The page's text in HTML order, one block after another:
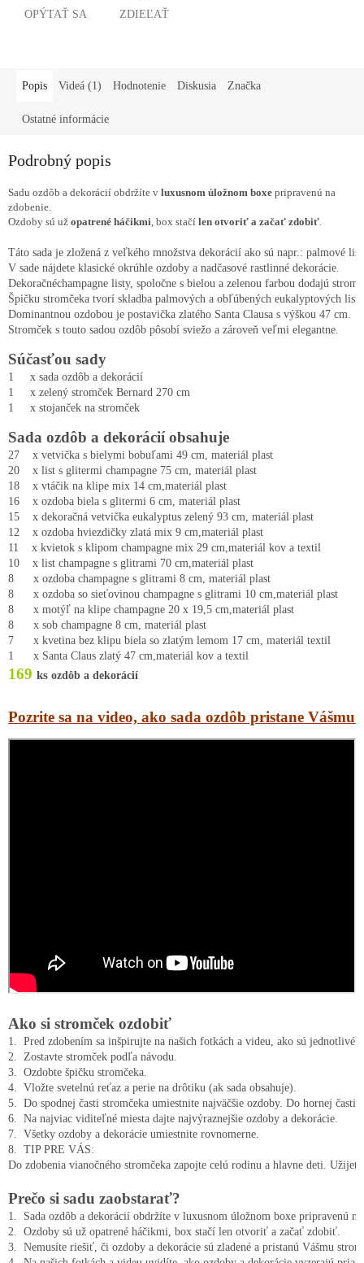
OPÝTAŤ SA ZDIEĽAŤ
Popis Videá (1) Hodnotenie Diskusia Značka
Ostatné informácie
Podrobný popis
Sadu ozdôb a dekorácií obdržíte v luxusnom úložnom boxe pripravenú na
zdobenie.
Ozdoby sú už opatrené háčikmi , box stačí len otvoriť a začať zdobiť
Táto sada je zložená z veľkého množstva dekorácií ako sú napr.: palmové
V sade nájdete klasické okrúhle ozdoby a nadčasové rastlinné dekorácie.
Dekoračnéchampagne listy, spoločne s bielou a zelenou farbou dodajú
Špičku stromčeka tvorí skladba palmových a obľúbených eukalyptových
Dominantnou ozdobou je postavička zlatého Santa Clausa s výškou 47 cm.
Stromček s touto sadou ozdôb pôsobí sviežo a zároveň veľmi elegantne.
Súčasťou sady
1     x sada ozdôb a dekorácií
1     x zelený stromček Bernard 270 cm
1     x stojanček na stromček
Sada ozdôb a dekorácií obsahuje
27    x vetvička s bielymi bobuľami 49 cm, materiál plast
20    x list s glitermi champagne 75 cm, materiál plast
18    x vtáčik na klipe mix 14 cm,materiál plast
16    x ozdoba biela s glitermi 6 cm, materiál plast
15    x dekoračná vetvička eukalyptus zelený 93 cm, materiál plast
12    x ozdoba hviezdičky zlatá mix 9 cm,materiál plast
11    x kvietok s klipom champagne mix 29 cm,materiál kov a textil
10    x list champagne s glitrami 70 cm,materiál plast
8      x ozdoba champagne s glitrami 8 cm, materiál plast
8      x ozdoba so sieťovinou champagne s glitrami 10 cm,materiál plast
8      x motýľ na klipe champagne 20 x 19,5 cm,materiál plast
8      x sob champagne 8 cm, materiál plast
7      x kvetina bez klipu biela so zlatým lemom 17 cm, materiál textil
169 ks ozdôb a dekorácií
Pozrite sa na video, ako sada ozdôb pristane Vášmu
Ako si stromček ozdobiť
1.  Pred zdobením sa inšpirujte na našich fotkách a videu, ako sú jednotlivé
2.  Zostavte stromček podľa návodu.
3.  Ozdobte špičku stromčeka.
4.  Vložte svetelnú reťaz a perie na drôtiku (ak sada obsahuje).
5.  Do spodnej časti stromčeka umiestnite najväčšie ozdoby. Do hornej časti
6.  Na najviac viditeľné miesta dajte najvýraznejšie ozdoby a dekorácie.
7.  Všetky ozdoby a dekorácie umiestnite rovnomerne.
8.  TIP PRE VÁS:
Do zdobenia vianočného stromčeka zapojte celú rodinu a hlavne deti.
Prečo si sadu zaobstarať?
1.  Sada ozdôb a dekorácií obdržíte v luxusnom úložnom boxe pripravenú
2.  Ozdoby sú už opatrené háčikmi, box stačí len otvoriť a začať zdobiť.
3.  Nemusíte riešiť, či ozdoby a dekorácie sú zladené a pristanú Vášmu